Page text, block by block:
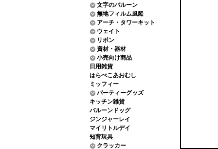
文字のバルーン
無地フィルム風船
アーチ・タワーキット
ウェイト
リボン
資材・器材
小売向け商品
日用雑貨
はらぺこあおむし
ミッフィー
パーティーグッズ
キッチン雑貨
バルーンドッグ
ジンジャーレイ
マイリトルデイ
知育玩具
クラッカー